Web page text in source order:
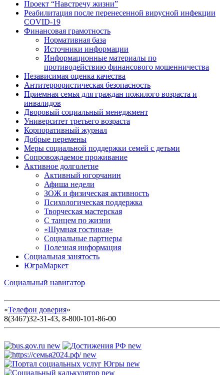
Проект “Навстречу жизни”
Реабилитация после перенесенной вирусной инфекции
COVID-19
Финансовая грамотность
Нормативная база
Источники информации
Информационные материалы по
противодействию финансового мошенничества
Независимая оценка качества
Антитеррористическая безопасность
Приемная семья для граждан пожилого возраста и
инвалидов
Дворовый социальный менеджмент
Университет третьего возраста
Корпоративный журнал
Добрые перемены
Меры социальной поддержки семей с детьми
Сопровождаемое проживание
Активное долголетие
Активный югорчанин
Афиша недели
ЗОЖ и физическая активность
Психологическая поддержка
Творческая мастерская
С танцем по жизни
«Шумная гостиная»
Социальные партнеры
Полезная информация
Социальная занятость
ЮграМаркет
Социальный навигатор
«Телефон доверия»
8(3467)32-31-43, 8-800-101-86-00